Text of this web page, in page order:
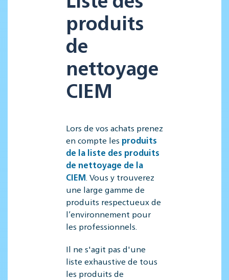
produits
de
nettoyage
CIEM
Lors de vos achats prenez
en compte les produits
de la liste des produits
de nettoyage de la
CIEM . Vous y trouverez
une large gamme de
produits respectueux de
l’environnement pour
les professionnels.
Il ne s'agit pas d'une
liste exhaustive de tous
les produits de